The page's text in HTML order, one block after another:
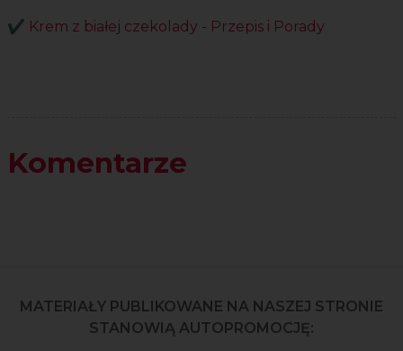
✔️ Krem z białej czekolady - Przepis i Porady
Komentarze
MATERIAŁY PUBLIKOWANE NA NASZEJ STRONIE
STANOWIĄ AUTOPROMOCJĘ: